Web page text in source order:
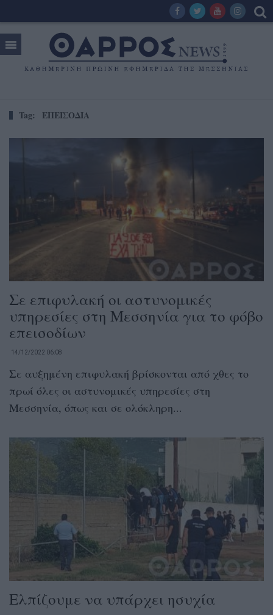
Tag: ΕΠΕΙΣΟΔΙΑ
Σε επιφυλακή οι αστυνομικές
υπηρεσίες στη Μεσσηνία για το φόβο
επεισοδίων
14/12/2022 06:08
Σε αυξημένη επιφυλακή βρίσκονται από χθες το
πρωί όλες οι αστυνομικές υπηρεσίες στη
Μεσσηνία, όπως και σε ολόκληρη...
Ελπίζουμε να υπάρχει ησυχία